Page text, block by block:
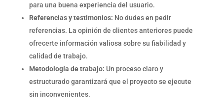
para una buena experiencia del usuario.
Referencias y testimonios: No dudes en pedir
referencias. La opinión de clientes anteriores puede
ofrecerte información valiosa sobre su fiabilidad y
calidad de trabajo.
Metodología de trabajo: Un proceso claro y
estructurado garantizará que el proyecto se ejecute
sin inconvenientes.